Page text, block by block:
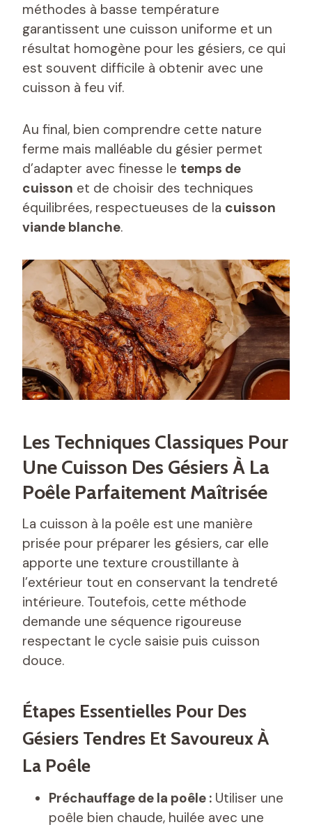
méthodes à basse température
garantissent une cuisson uniforme et un
résultat homogène pour les gésiers, ce qui
est souvent difficile à obtenir avec une
cuisson à feu vif.
Au final, bien comprendre cette nature
ferme mais malléable du gésier permet
d’adapter avec finesse le temps de
cuisson et de choisir des techniques
équilibrées, respectueuses de la cuisson
viande blanche.
Les Techniques Classiques Pour
Une Cuisson Des Gésiers À La
Poêle Parfaitement Maîtrisée
La cuisson à la poêle est une manière
prisée pour préparer les gésiers, car elle
apporte une texture croustillante à
l’extérieur tout en conservant la tendreté
intérieure. Toutefois, cette méthode
demande une séquence rigoureuse
respectant le cycle saisie puis cuisson
douce.
Étapes Essentielles Pour Des
Gésiers Tendres Et Savoureux À
La Poêle
Préchauffage de la poêle : Utiliser une
poêle bien chaude, huilée avec une